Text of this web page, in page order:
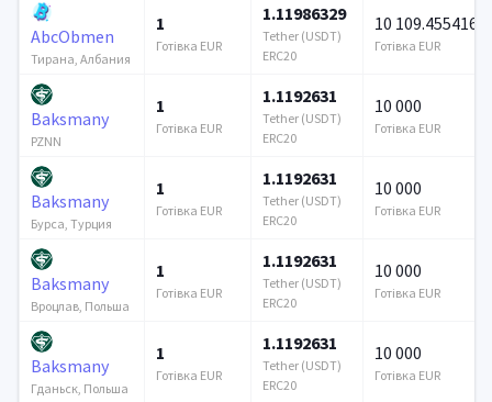
AbcObmen
Тирана, Албания
1
Готівка EUR
1.11986329
Tether (USDT)
ERC20
10 109.455416
Готівка EUR
Baksmany
PZNN
1
Готівка EUR
1.1192631
Tether (USDT)
ERC20
10 000
Готівка EUR
Baksmany
Бурса, Турция
1
Готівка EUR
1.1192631
Tether (USDT)
ERC20
10 000
Готівка EUR
Baksmany
Вроцлав, Польша
1
Готівка EUR
1.1192631
Tether (USDT)
ERC20
10 000
Готівка EUR
Baksmany
Гданьск, Польша
1
Готівка EUR
1.1192631
Tether (USDT)
ERC20
10 000
Готівка EUR